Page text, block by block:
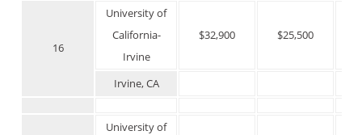
16
University of
California-
Irvine
$32,900 $25,500
Irvine, CA
University of